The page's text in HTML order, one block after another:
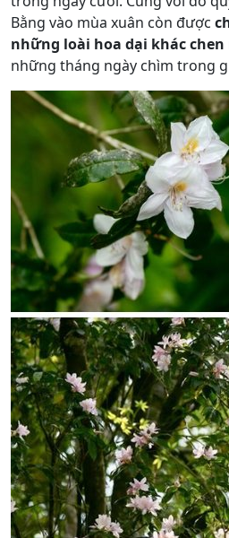
Bằng vào mùa xuân còn được
những loài hoa dại khác
những tháng ngày chìm trong